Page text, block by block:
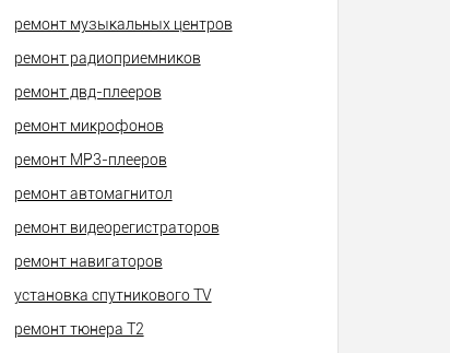
ремонт музыкальных центров
ремонт радиоприемников
ремонт двд-плееров
ремонт микрофонов
ремонт МР3-плееров
ремонт автомагнитол
ремонт видеорегистраторов
ремонт навигаторов
установка спутникового TV
ремонт тюнера Т2